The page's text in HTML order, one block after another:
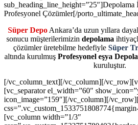
Süper Depo Ankara’da uzun yıllara
sonucu müşterilerimizin depolama
çözümler üretebilme hedefiyle Süper
altında kurulmuş Profesyonel eşya
kuruluştur.
[/vc_column_text][/vc_column][/
[vc_separator el_width=”60″
icon_image=”159″][/vc_column][/
[vc_column width=”1/3″